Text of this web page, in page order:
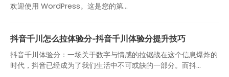
欢迎使用 WordPress。这是您的第…
抖音千川怎么拉体验分-抖音千川体验分提升技巧
抖音千川体验分：一场关于数字与情感的拉锯战在这个信息爆炸的
时代，抖音已经成为了我们生活中不可或缺的一部分。而抖...